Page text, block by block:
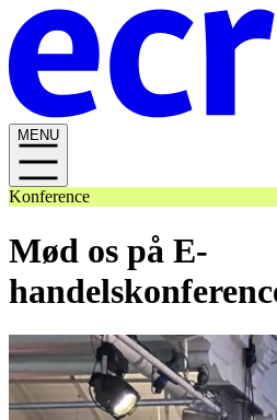
MENU
Konference
Mød os på E-